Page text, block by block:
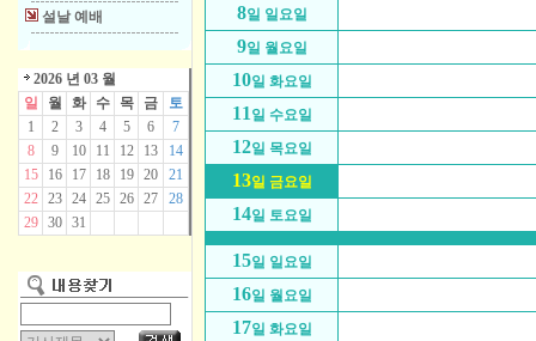
설날 예배
2026 년 03 월
일
월 화 수 목 금
토
1
2 3 4 5 6
7
8
9 10 11 12 13
14
15
16 17 18 19 20
21
22
23 24 25 26 27
28
29
30 31
8일 일요일
9일 월요일
10일 화요일
11일 수요일
12일 목요일
13일 금요일
14일 토요일
15일 일요일
16일 월요일
17일 화요일